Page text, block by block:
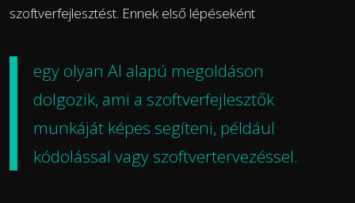
szoftverfejlesztést. Ennek első lépéseként
egy olyan AI alapú megoldáson
dolgozik, ami a szoftverfejlesztők
munkáját képes segíteni, például
kódolással vagy szoftvertervezéssel.